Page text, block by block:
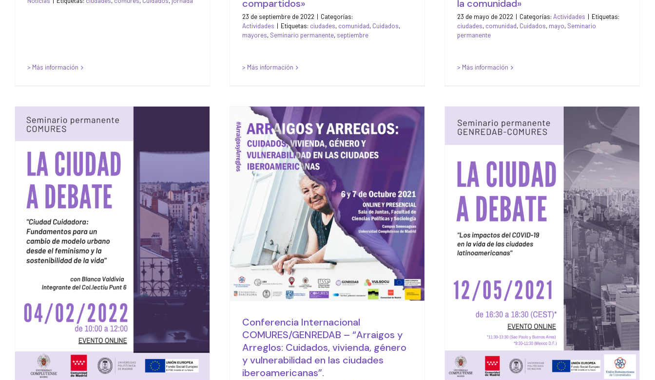
> Más información
compartidos»
23 de septiembre de 2022 | Categorías:
Actividades | Etiquetas: ciudades, comunidad, Cuidados,
mayores, Seminario permanente, septiembre
> Más información
la comunidad»
23 de mayo de 2022 | Categorías: Actividades | Etiquetas:
ciudades, comunidad, Cuidados, mayo, Seminario
permanente
> Más información
Seminario Permanente
COMURES: La Ciudad a
Debate – «Ciudad
Cuidadora: Fundamentos
para un cambio de
modelo urbano desde el
feminismo y la
sostenibilidad de la vida»
Actividades
Conferencia
Internacional
COMURES/GENREDAB –
“Arraigos y Arreglos:
Cuidados, vivienda,
género y vulnerabilidad
en las ciudades
iberoamericanas”.
Actividades
Conferencia Internacional
COMURES/GENREDAB – “Arraigos y
Arreglos: Cuidados, vivienda, género
y vulnerabilidad en las ciudades
iberoamericanas”.
Seminario Permanente
COMURES-GENREDAB: La
Ciudad a Debate – «Los
impactos del COVID-19
en la vida de las
ciudades
latinoamericanas»
Actividades